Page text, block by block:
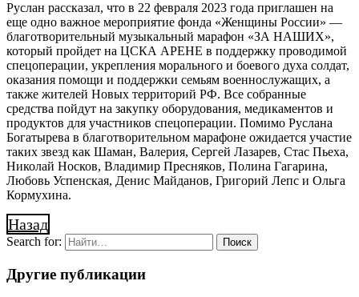
Руслан рассказал, что в 22 февраля 2023 года приглашен на
еще одно важное мероприятие фонда «Женщины России» —
благотворительный музыкальный марафон «ЗА НАШИХ»,
который пройдет на ЦСКА АРЕНЕ в поддержку проводимой
спецоперации, укрепления морального и боевого духа солдат,
оказания помощи и поддержки семьям военнослужащих, а
также жителей Новых территорий РФ. Все собранные
средства пойдут на закупку оборудования, медикаментов и
продуктов для участников спецоперации. Помимо Руслана
Богатырева в благотворительном марафоне ожидается участие
таких звезд как Шаман, Валерия, Сергей Лазарев, Стас Пьеха,
Николай Носков, Владимир Пресняков, Полина Гагарина,
Любовь Успенская, Денис Майданов, Григорий Лепс и Ольга
Кормухина.
Назад
Search for:
Другие публикации